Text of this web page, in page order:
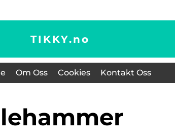
TIKKY.no
Om Oss Cookies Kontakt Oss